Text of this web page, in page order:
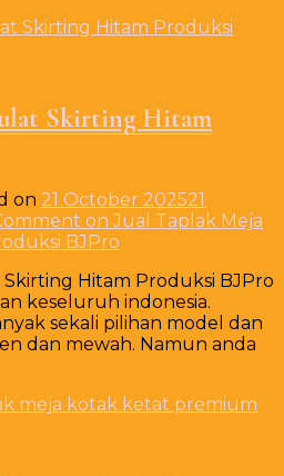
Skirting Hitam
on 21 October 202521
on Jual Taplak Meja
BJPro
Hitam Produksi BJPro
keseluruh indonesia.
sekali pilihan model dan
dan mewah. Namun anda